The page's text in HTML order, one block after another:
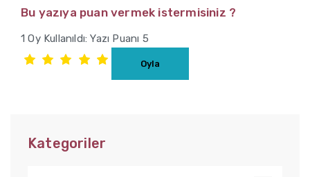
Bu yazıya puan vermek istermisiniz ?
1 Oy Kullanıldı: Yazı Puanı 5
Kategoriler